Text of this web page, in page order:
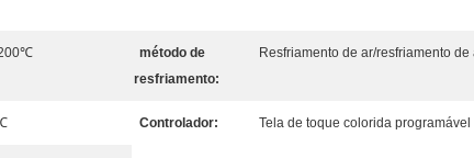
método de
resfriamento:
Resfriamento de ar/resfriamento de
Controlador: Tela de toque colorida